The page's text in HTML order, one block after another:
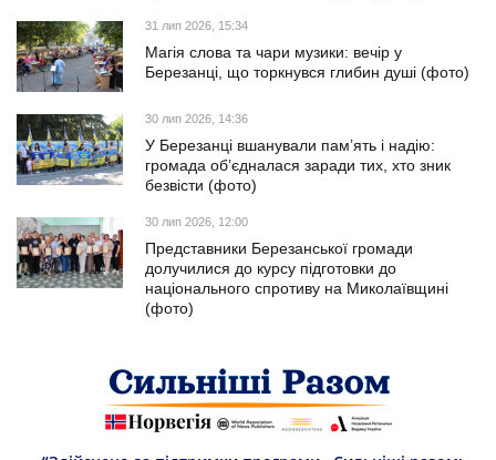
31 лип 2026, 15:34
Магія слова та чари музики: вечір у
Березанці, що торкнувся глибин душі (фото)
30 лип 2026, 14:36
У Березанці вшанували пам’ять і надію:
громада об’єдналася заради тих, хто зник
безвісти (фото)
30 лип 2026, 12:00
Представники Березанської громади
долучилися до курсу підготовки до
національного спротиву на Миколаївщині
(фото)